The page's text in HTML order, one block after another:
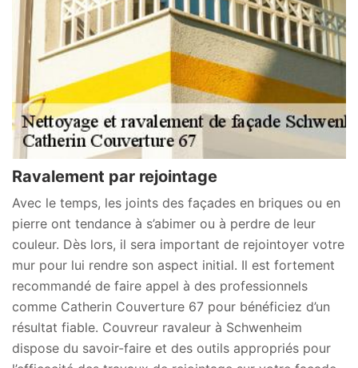
Ravalement par rejointage
Avec le temps, les joints des façades en briques ou en
pierre ont tendance à s’abimer ou à perdre de leur
couleur. Dès lors, il sera important de rejointoyer votre
mur pour lui rendre son aspect initial. Il est fortement
recommandé de faire appel à des professionnels
comme Catherin Couverture 67 pour bénéficiez d’un
résultat fiable. Couvreur ravaleur à Schwenheim
dispose du savoir-faire et des outils appropriés pour